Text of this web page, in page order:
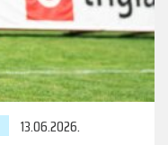
13.06.2026.